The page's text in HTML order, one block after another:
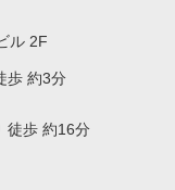
ル 2F
歩 約3分
徒歩 約16分